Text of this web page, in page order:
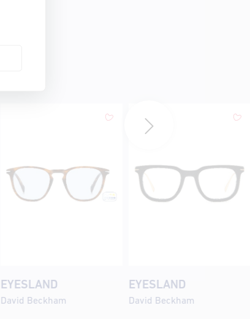
EYESLAND
David Beckham
EYESLAND
David Beckham